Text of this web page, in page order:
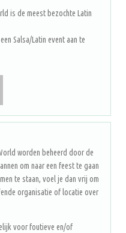
is de meest bezochte Latin
Salsa/Latin event aan te
worden beheerd door de
om naar een feest te gaan
te staan, voel je dan vrij om
organisatie of locatie over
voor foutieve en/of